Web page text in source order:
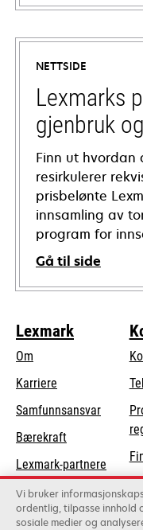
opens
in
new
tab
NETTSIDE
Lexmarks
gjenbruk
Finn ut hvordan
resirkulerer
prisbelønte
innsamling av
program for
Gå til side
Lexmark
Om
Karriere
Samfunnsansvaropens
new
Bærekraft
Lexmark-partnere
Vi bruker
ordentlig, tilpasse innhold
sosiale medier og